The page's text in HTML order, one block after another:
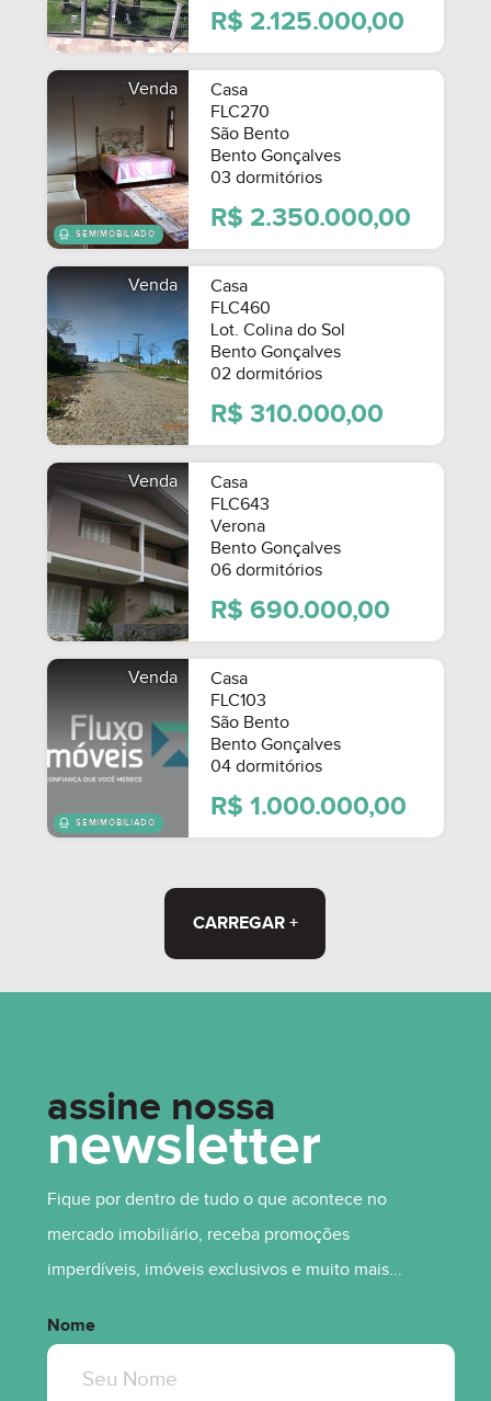
MOBILIADO
R$ 2.125.000,00
Venda
Casa
FLC270
São Bento
Bento Gonçalves
03 dormitórios
R$ 2.350.000,00
Venda
Casa
FLC460
Lot. Colina do Sol
Bento Gonçalves
02 dormitórios
R$ 310.000,00
Venda
Casa
FLC643
Verona
Bento Gonçalves
06 dormitórios
R$ 690.000,00
Venda
Casa
FLC103
São Bento
Bento Gonçalves
04 dormitórios
R$ 1.000.000,00
CARREGAR +
assine nossa
newsletter
Fique por dentro de tudo o que acontece no
mercado imobiliário, receba promoções
imperdíveis, imóveis exclusivos e muito mais...
Nome